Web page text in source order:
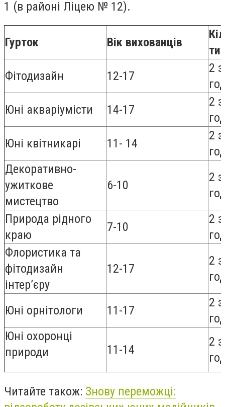
1 (в районі Ліцею № 12).
Гурток Вік вихованців
Фітодизайн
12-17
2
Юні акваріумісти
14-17
2
Юні квітникарі
11- 14
2
Декоративно-
ужиткове
мистецтво
6-10
2
Природа рідного
краю
7-10
2
Флористика та
фітодизайн
інтер’єру
12-17
2
Юні орнітологи 11-17
2
Юні охоронці
природи
11-14
2
Читайте також: Знову переможці: